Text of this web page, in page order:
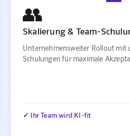
👥
Skalierung & Team-
Unternehmensweiter Rollout mit
Schulungen für maximale
✓ Ihr Team wird KI-fit